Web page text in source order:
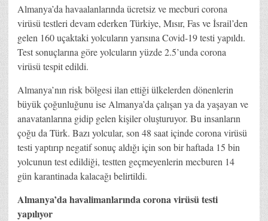
Almanya’da havaalanlarında ücretsiz ve mecburi corona
virüsü testleri devam ederken Türkiye, Mısır, Fas ve İsrail’den
gelen 160 uçaktaki yolcuların yarısına Covid-19 testi yapıldı.
Test sonuçlarına göre yolcuların yüzde 2.5’unda corona
virüsü tespit edildi.
Almanya’nın risk bölgesi ilan ettiği ülkelerden dönenlerin
büyük çoğunluğunu ise Almanya’da çalışan ya da yaşayan ve
anavatanlarına gidip gelen kişiler oluşturuyor. Bu insanların
çoğu da Türk. Bazı yolcular, son 48 saat içinde corona virüsü
testi yaptırıp negatif sonuç aldığı için son bir haftada 15 bin
yolcunun test edildiği, testten geçmeyenlerin mecburen 14
gün karantinada kalacağı belirtildi.
Almanya’da havalimanlarında corona virüsü testi
yapılıyor